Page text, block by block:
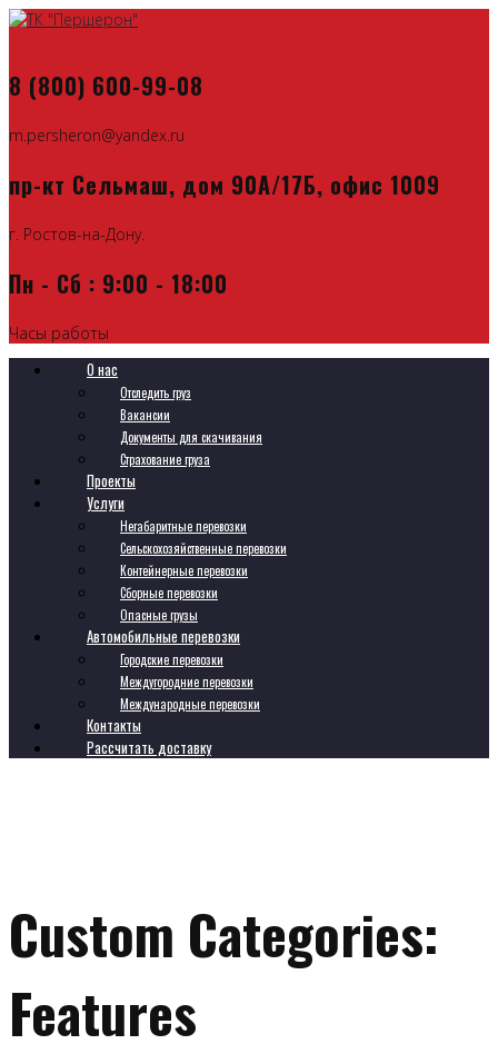
8 (800) 600-99-08
m.persheron@yandex.ru
пр-кт Сельмаш, дом 90А/17Б, офис 1009
г. Ростов-на-Дону.
Пн - Сб : 9:00 - 18:00
Часы работы
О нас
Отследить груз
Вакансии
Документы для скачивания
Страхование груза
Проекты
Услуги
Негабаритные перевозки
Сельскохозяйственные перевозки
Контейнерные перевозки
Сборные перевозки
Опасные грузы
Автомобильные перевозки
Городские перевозки
Междугородние перевозки
Международные перевозки
Контакты
Рассчитать доставку
Custom Categories:
Features